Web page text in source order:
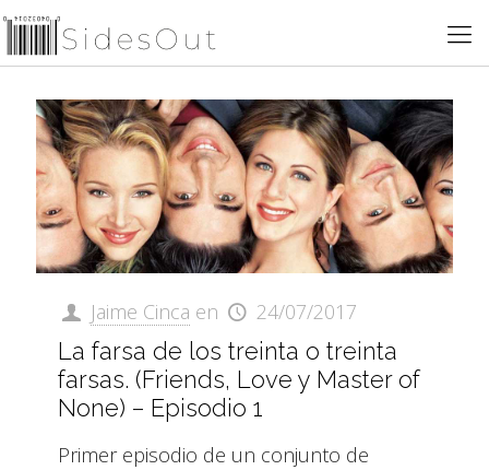
Jaime Cinca en 24/07/2017
La farsa de los treinta o treinta
farsas. (Friends, Love y Master of
None) – Episodio 1
Primer episodio de un conjunto de